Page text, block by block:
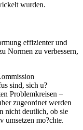
wurden.
effizienter und
Normen zu verbessern,
sind, sich u?
Problemkreisen –
zugeordnet werden
nicht deutlich, ob sie
umsetzen mo?chte.